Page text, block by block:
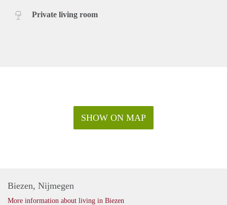
Private living room
SHOW ON MAP
Biezen, Nijmegen
More information about living in Biezen